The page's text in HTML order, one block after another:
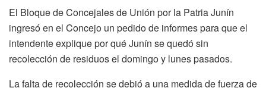
El Bloque de Concejales de Unión por la Patria Junín
ingresó en el Concejo un pedido de informes para que el
intendente explique por qué Junín se quedó sin
recolección de residuos el domingo y lunes pasados.
La falta de recolección se debió a una medida de fuerza de